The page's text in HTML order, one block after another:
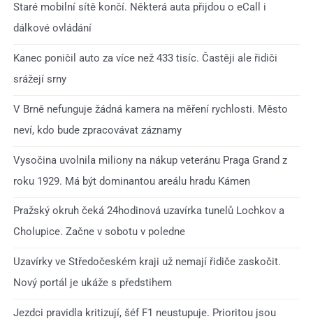
Staré mobilní sítě končí. Některá auta přijdou o eCall i
dálkové ovládání
Kanec poničil auto za více než 433 tisíc. Častěji ale řidiči
srážejí srny
V Brně nefunguje žádná kamera na měření rychlosti. Město
neví, kdo bude zpracovávat záznamy
Vysočina uvolnila miliony na nákup veteránu Praga Grand z
roku 1929. Má být dominantou areálu hradu Kámen
Pražský okruh čeká 24hodinová uzavírka tunelů Lochkov a
Cholupice. Začne v sobotu v poledne
Uzavírky ve Středočeském kraji už nemají řidiče zaskočit.
Nový portál je ukáže s předstihem
Jezdci pravidla kritizují, šéf F1 neustupuje. Prioritou jsou